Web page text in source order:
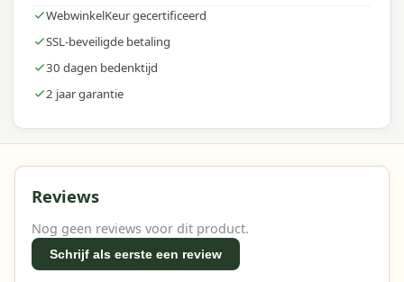
WebwinkelKeur gecertificeerd
SSL-beveiligde betaling
30 dagen bedenktijd
2 jaar garantie
Reviews
Nog geen reviews voor dit product.
Schrijf als eerste een review